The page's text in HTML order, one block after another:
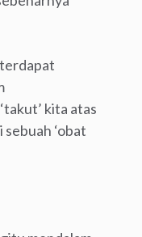
kita atas
sebuah ‘obat